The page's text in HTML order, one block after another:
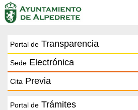
Portal de Transparencia
Sede Electrónica
Cita Previa
Portal de Trámites